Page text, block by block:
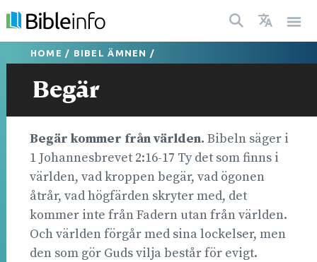
HOME / BIBEL ÄMNEN /
Begär
Begär kommer från världen. Bibeln säger i
1 Johannesbrevet 2:16-17 Ty det som finns i
världen, vad kroppen begär, vad ögonen
åtrår, vad högfärden skryter med, det
kommer inte från Fadern utan från världen.
Och världen förgår med sina lockelser, men
den som gör Guds vilja består för evigt.